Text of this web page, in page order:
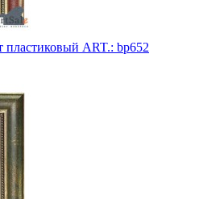
пластиковый ART.: bp652